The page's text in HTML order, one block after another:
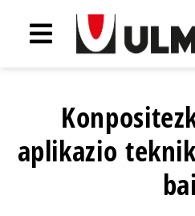
aplikazio
bai